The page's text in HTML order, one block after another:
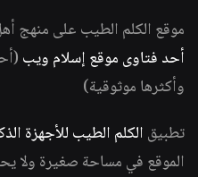
موقع الكلم الطيب على منهج
أحد فتاوى موقع إسلام ويب
وأكثرها موثوقية)
تطبيق الكلم الطيب للأجهزة
الموقع في مساحة صغيرة ولا